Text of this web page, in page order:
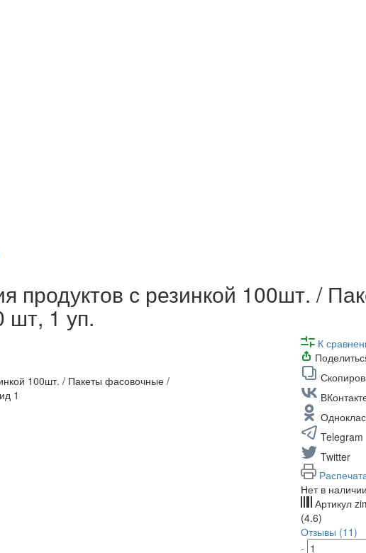
продуктов с резинкой 100шт. /
шт, 1 уп.
К
Telegram
Twitter
Нет в наличии
Артикул
(4.6)
Отзывы (11)
-